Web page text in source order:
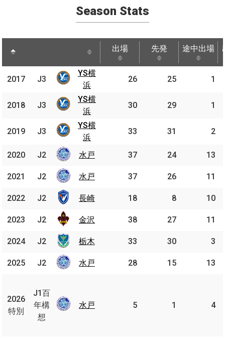
Season Stats
出場 先発 途中出場
2017
YS
横浜
26 25 1
2018
YS
横浜
30 29 1
2019
YS
横浜
33 31 2
2020 水戸 37 24 13
2021 水戸 37 26 11
2022 長崎 18 8 10
2023 金沢 38 27 11
2024 栃木 33 30 3
2025 水戸 28 15 13
2026
特別
百
年
水戸 5 1 4
2017 J3
YS横
浜
2018 J3
YS横
浜
2019 J3
YS横
浜
2020
J2 水戸
2021 J2 水戸
2022 J2 長崎
2023 J2 金沢
2024 J2 栃木
2025 J2 水戸
2026
特別
J1百
年構
想
水戸